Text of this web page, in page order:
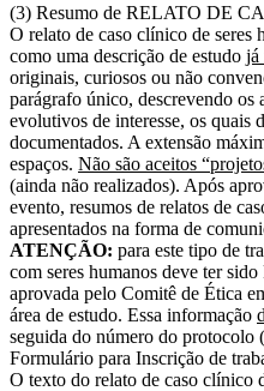
(3) Resumo de RELATO DE
O relato de caso clínico de seres
como uma descrição de estudo já
originais, curiosos ou não
parágrafo único, descrevendo os
evolutivos de interesse, os quais
documentados. A extensão
espaços. Não são aceitos
(ainda não realizados). Após
evento, resumos de relatos de
apresentados na forma de
ATENÇÃO: para este tipo de
com seres humanos deve ter
aprovada pelo Comitê de Ética
área de estudo. Essa informação
seguida do número do protocolo
Formulário para Inscrição de
O texto do relato de caso clínico